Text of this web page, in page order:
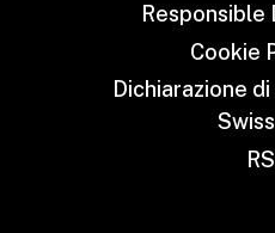
Responsible
Cookie
Dichiarazione